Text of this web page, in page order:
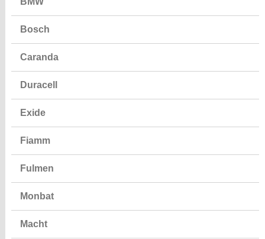
Bosch
Caranda
Duracell
Exide
Fiamm
Fulmen
Monbat
Macht